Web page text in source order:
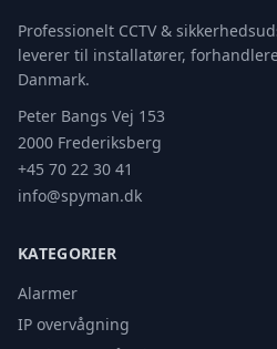
Professionelt CCTV &
leverer til installatører,
Danmark.
Peter Bangs Vej 153
2000 Frederiksberg
+45 70 22 30 41
info@spyman.dk
KATEGORIER
Alarmer
IP overvågning